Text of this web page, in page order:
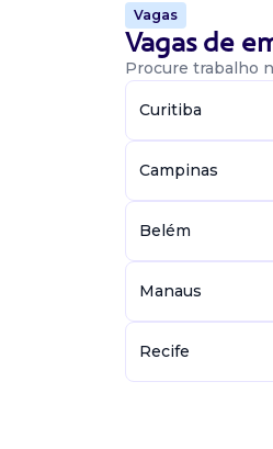
Vaga De
BDR -
Presencial
Florianópolis /
atividades para
solicitação
Vagas
Vagas de
Procure trabalho
Curitiba
Campinas
Belém
Manaus
Recife